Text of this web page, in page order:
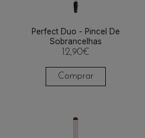
Perfect Duo - Pincel De
Sobrancelhas
12,90€
Comprar